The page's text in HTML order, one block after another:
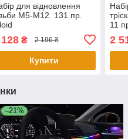
для відновлення
M5-M12. 131 пр.
₴ 2 196 ₴
Купити
11
2
–21%